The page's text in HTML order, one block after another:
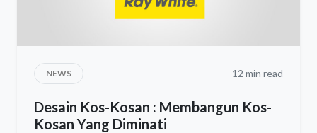
NEWS 12 min read
Desain Kos-Kosan : Membangun Kos-
Kosan Yang Diminati